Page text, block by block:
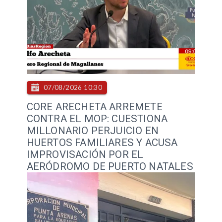
CORE ARECHETA ARREMETE
CONTRA EL MOP: CUESTIONA
MILLONARIO PERJUICIO EN
HUERTOS FAMILIARES Y ACUSA
IMPROVISACIÓN POR EL
AERÓDROMO DE PUERTO NATALES
07/08/2026 10:30